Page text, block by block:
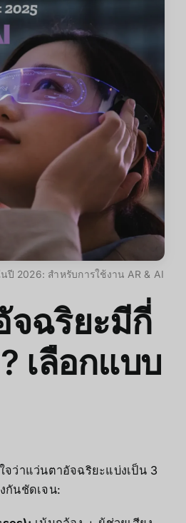
ปี 2026: สำหรับการใช้งาน AR & AI
จฉริยะมีกี่
เลือกแบบ
จว่าแว่นตาอัจฉริยะแบ่งเป็น 3
กันชัดเจน: